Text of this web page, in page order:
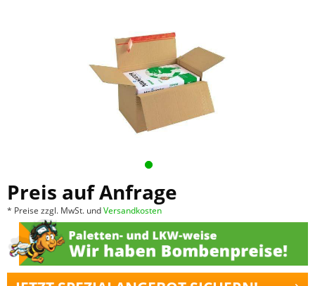
Preis auf Anfrage
* Preise zzgl. MwSt. undVersandkosten